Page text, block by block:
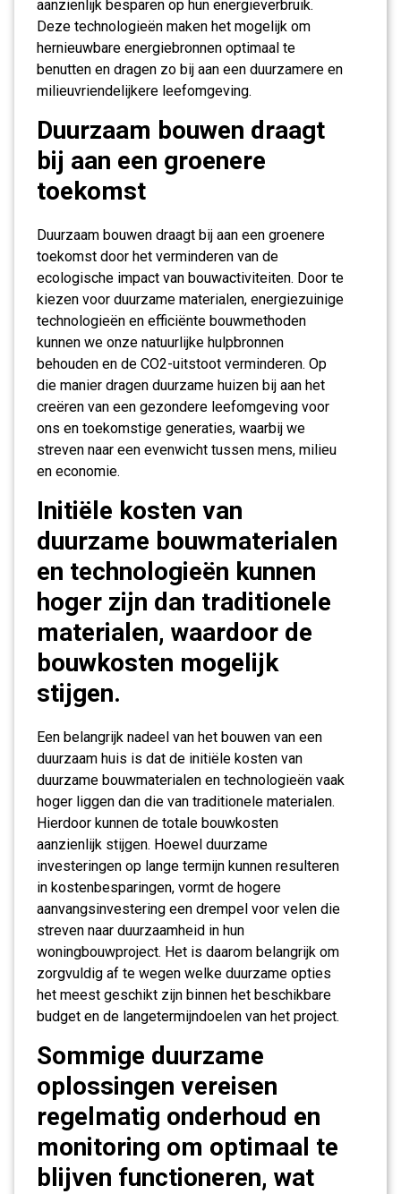
aanzienlijk besparen op hun energieverbruik.
Deze technologieën maken het mogelijk om
hernieuwbare energiebronnen optimaal te
benutten en dragen zo bij aan een duurzamere en
milieuvriendelijkere leefomgeving.
Duurzaam bouwen draagt
bij aan een groenere
toekomst
Duurzaam bouwen draagt bij aan een groenere
toekomst door het verminderen van de
ecologische impact van bouwactiviteiten. Door te
kiezen voor duurzame materialen, energiezuinige
technologieën en efficiënte bouwmethoden
kunnen we onze natuurlijke hulpbronnen
behouden en de CO2-uitstoot verminderen. Op
die manier dragen duurzame huizen bij aan het
creëren van een gezondere leefomgeving voor
ons en toekomstige generaties, waarbij we
streven naar een evenwicht tussen mens, milieu
en economie.
Initiële kosten van
duurzame bouwmaterialen
en technologieën kunnen
hoger zijn dan traditionele
materialen, waardoor de
bouwkosten mogelijk
stijgen.
Een belangrijk nadeel van het bouwen van een
duurzaam huis is dat de initiële kosten van
duurzame bouwmaterialen en technologieën vaak
hoger liggen dan die van traditionele materialen.
Hierdoor kunnen de totale bouwkosten
aanzienlijk stijgen. Hoewel duurzame
investeringen op lange termijn kunnen resulteren
in kostenbesparingen, vormt de hogere
aanvangsinvestering een drempel voor velen die
streven naar duurzaamheid in hun
woningbouwproject. Het is daarom belangrijk om
zorgvuldig af te wegen welke duurzame opties
het meest geschikt zijn binnen het beschikbare
budget en de langetermijndoelen van het project.
Sommige duurzame
oplossingen vereisen
regelmatig onderhoud en
monitoring om optimaal te
blijven functioneren, wat